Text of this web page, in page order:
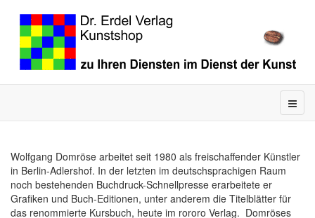
Wolfgang Domröse arbeitet seit 1980 als freischaffender Künstler
in Berlin-Adlershof. In der letzten im deutschsprachigen Raum
noch bestehenden Buchdruck-Schnellpresse erarbeitete er
Grafiken und Buch-Editionen, unter anderem die Titelblätter für
das renommierte Kursbuch, heute im rororo Verlag. Domröses